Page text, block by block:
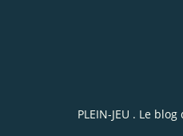
PLEIN-JEU . Le